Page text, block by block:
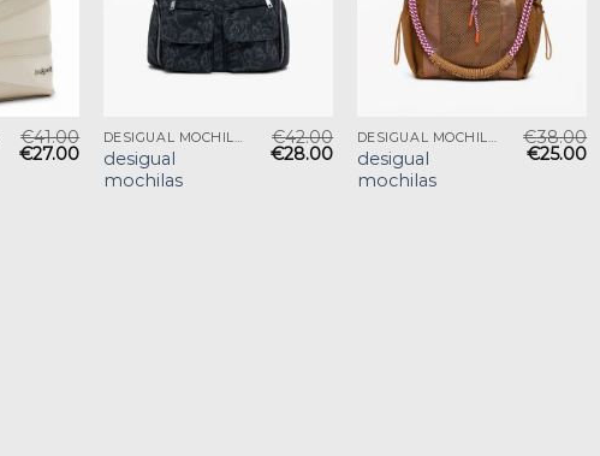
€41.00
€27.00
desigual
mochilas
€42.00
€28.00
desigual
mochilas
€38.00
€25.00